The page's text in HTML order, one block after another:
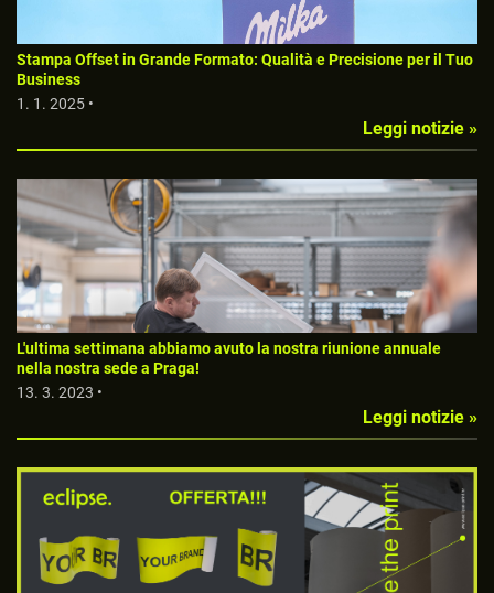
Stampa Offset in Grande Formato: Qualità e Precisione per il Tuo
Business
1. 1. 2025 •
Leggi notizie »
L'ultima settimana abbiamo avuto la nostra riunione annuale
nella nostra sede a Praga!
13. 3. 2023 •
Leggi notizie »